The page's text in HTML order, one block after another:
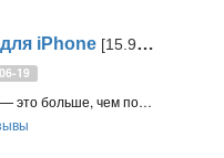
iPhone [15.92.0]
19
Mail.ru для iPhone — это больше, чем почта. Объединяет почту, календарь, заметки, облако и рассылки в одном приложении. Поддерживает аккаунты Gmail, Яндекс, Outlook и других. Удобные уведомления, нейросеть для краткого пересказа писем, переводчик и офлайн-режим